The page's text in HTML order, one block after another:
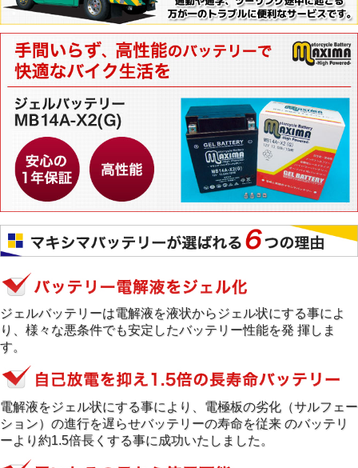
ジェルバッテリーは電解液を液状からジェル状にする事によ
り、様々な悪条件でも安定したバッテリー性能を発 揮しま
す。
電解液をジェル状にする事により、電極板の劣化（サルフェー
ション）の進行を遅らせバッテリーの寿命を従来 のバッテリ
ーより約1.5倍長くする事に成功いたしました。